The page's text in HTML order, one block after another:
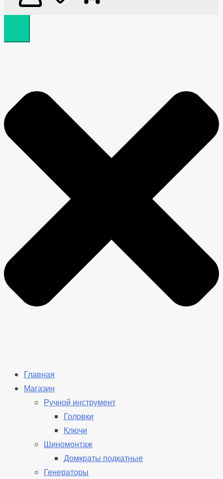
Главная
Магазин
Ручной инструмент
Головки
Ключи
Шиномонтаж
Домкраты подкатные
Генераторы